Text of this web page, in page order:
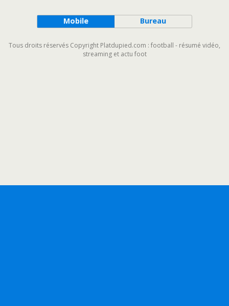
Mobile Bureau
Tous droits réservés Copyright Platdupied.com : football - résumé vidéo,
streaming et actu foot